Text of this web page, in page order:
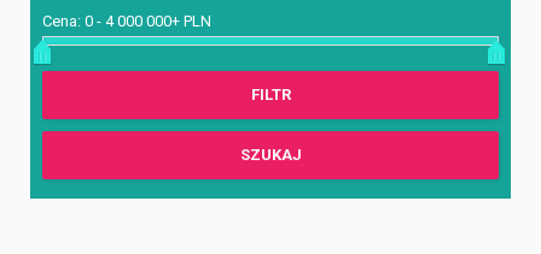
Cena: 0 - 4 000 000+ PLN